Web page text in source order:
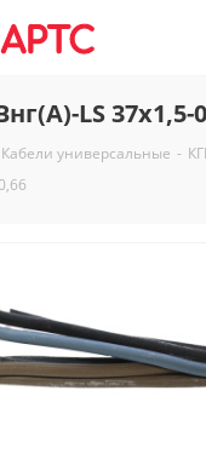
LS 37х1,5-
Кабели универсальные -